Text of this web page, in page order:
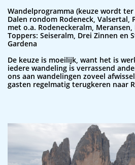
Wandelprogramma (keuze wordt
Dalen rondom Rodeneck, Valsertal,
met o.a. Rodeneckeralm,
Toppers: Seiseralm, Drei Zinnen en
Gardena
De keuze is moeilijk, want het is
iedere wandeling is verrassend
ons aan wandelingen zoveel
gasten regelmatig terugkeren naar